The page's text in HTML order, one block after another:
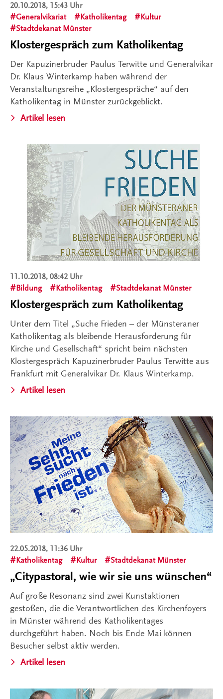
20.10.2018, 15:43 Uhr
Generalvikariat
Katholikentag
Kultur
Stadtdekanat Münster
Klostergespräch zum Katholikentag
Der Kapuzinerbruder Paulus Terwitte und Generalvikar
Dr. Klaus Winterkamp haben während der
Veranstaltungsreihe „Klostergespräche“ auf den
Katholikentag in Münster zurückgeblickt.
Artikel lesen
11.10.2018, 08:42 Uhr
Bildung
Katholikentag Stadtdekanat Münster
Klostergespräch zum Katholikentag
Unter dem Titel „Suche Frieden – der Münsteraner
Katholikentag als bleibende Herausforderung für
Kirche und Gesellschaft“ spricht beim nächsten
Klostergespräch Kapuzinerbruder Paulus Terwitte aus
Frankfurt mit Generalvikar Dr. Klaus Winterkamp.
Artikel lesen
22.05.2018, 11:36 Uhr
Katholikentag
Kultur Stadtdekanat Münster
„Citypastoral, wie wir sie uns wünschen“
Auf große Resonanz sind zwei Kunstaktionen
gestoßen, die die Verantwortlichen des Kirchenfoyers
in Münster während des Katholikentages
durchgeführt haben. Noch bis Ende Mai können
Besucher selbst aktiv werden.
Artikel lesen